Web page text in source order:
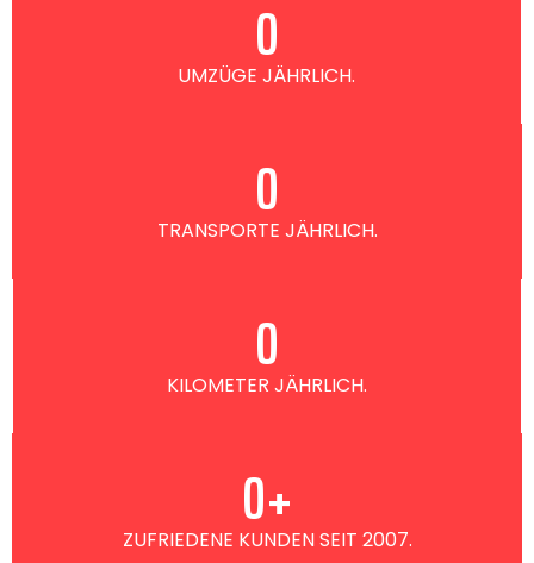
UMZÜGE JÄHRLICH.
0
TRANSPORTE JÄHRLICH.
0
KILOMETER JÄHRLICH.
0
ZUFRIEDENE KUNDEN SEIT 2007.
0+